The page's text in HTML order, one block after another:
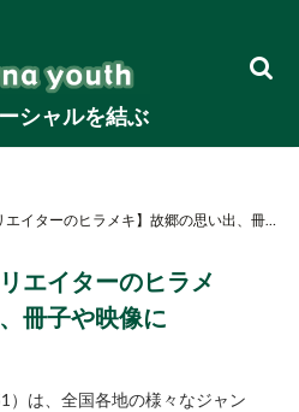
シャルを結ぶ
【社会を変えるクリエイターのヒラメキ】故郷の思い出、冊子や映像に
エイターのヒラメ
冊子や映像に
）は、全国各地の様々なジャン